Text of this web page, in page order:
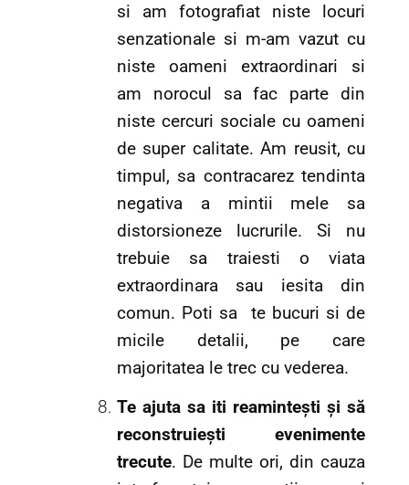
si am fotografiat niste locuri
senzationale si m-am vazut cu
niste oameni extraordinari si
am norocul sa fac parte din
niste cercuri sociale cu oameni
de super calitate. Am reusit, cu
timpul, sa contracarez tendinta
negativa a mintii mele sa
distorsioneze lucrurile. Si nu
trebuie sa traiesti o viata
extraordinara sau iesita din
comun. Poti sa te bucuri si de
micile detalii, pe care
majoritatea le trec cu vederea.
Te ajuta sa iti reamintești și să
reconstruiești evenimente
trecute. De multe ori, din cauza